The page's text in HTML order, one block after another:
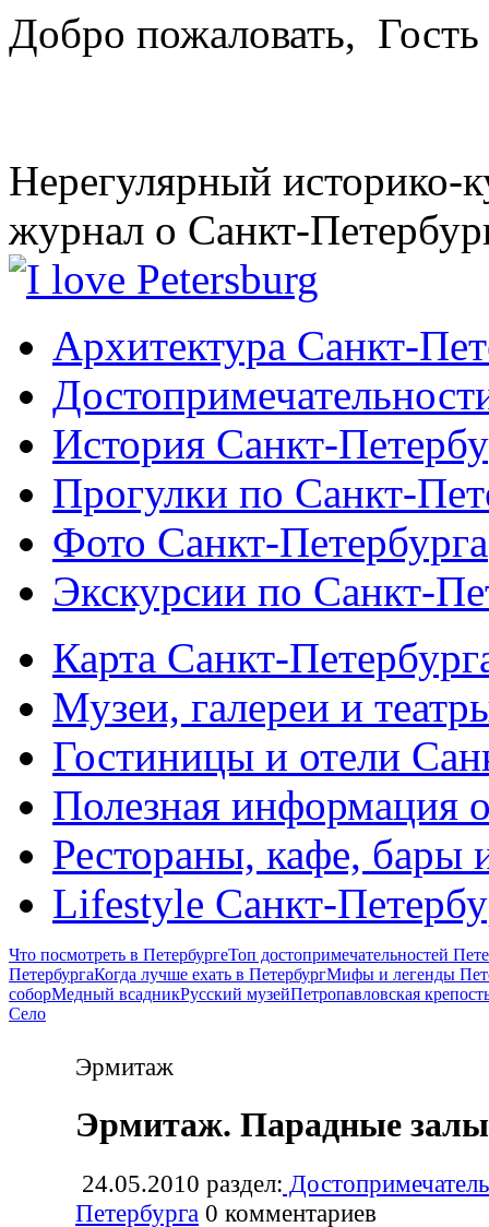
Добро пожаловать, Гость
Нерегулярный историко-
журнал о Санкт-
Архитектура Санкт-
История Санкт-
Прогулки по Санкт-
Фото Санкт-Петербурга
Экскурсии по Санкт-
Карта Санкт-
Музеи, галереи и
Гостиницы и отели
Полезная информация
Рестораны, кафе, бары
Lifestyle Санкт-
Что посмотреть в ПетербургеТоп достопримечательностей
ПетербургаКогда лучше ехать в ПетербургМифы и легенды
соборМедный всадникРусский музейПетропавловская
Село
Эрмитаж
Эрмитаж. Парадные залы
24.05.2010 раздел:
Петербурга 0 комментариев